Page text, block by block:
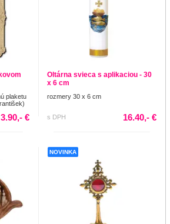
plaketu
3.90,- €
Oltárna svieca s aplikaciou - 30
x 6 cm
rozmery 30 x 6 cm
s DPH 16.40,- €
NOVINKA